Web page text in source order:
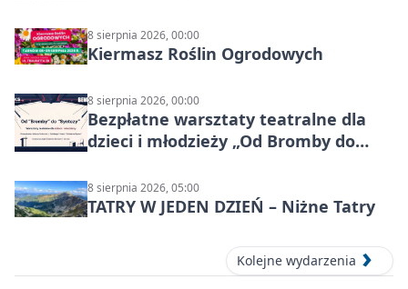
8 sierpnia 2026, 00:00
Kiermasz Roślin Ogrodowych
8 sierpnia 2026, 00:00
Bezpłatne warsztaty teatralne dla
dzieci i młodzieży „Od Bromby do
8 sierpnia 2026, 05:00
TATRY W JEDEN DZIEŃ – Niżne Tatry
Kolejne wydarzenia